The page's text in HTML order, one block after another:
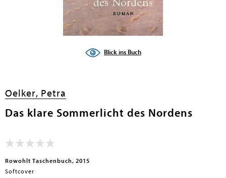
Blick ins Buch
Oelker, Petra
Das klare Sommerlicht des Nordens
Rowohlt Taschenbuch, 2015
Softcover